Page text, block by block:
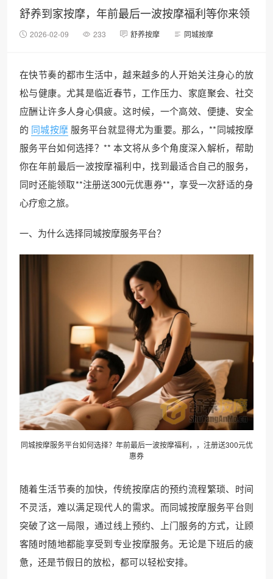
舒养到家按摩，年前最后一波按摩福利等你来领
2026-02-09 233 舒养按摩 同城按摩
在快节奏的都市生活中，越来越多的人开始关注身心的放
松与健康。尤其是临近春节，工作压力、家庭聚会、社交
应酬让许多人身心俱疲。这时候，一个高效、便捷、安全
的 同城按摩 服务平台就显得尤为重要。那么，**同城按摩
服务平台如何选择？** 本文将从多个角度深入解析，帮助
你在年前最后一波按摩福利中，找到最适合自己的服务，
同时还能领取**注册送300元优惠券**，享受一次舒适的身
心疗愈之旅。
一、为什么选择同城按摩服务平台？
同城按摩服务平台如何选择？年前最后一波按摩福利，，注册送300元优
惠券
随着生活节奏的加快，传统按摩店的预约流程繁琐、时间
不灵活，难以满足现代人的需求。而同城按摩服务平台则
突破了这一局限，通过线上预约、上门服务的方式，让顾
客随时随地都能享受到专业按摩服务。无论是下班后的疲
惫，还是节假日的放松，都可以轻松安排。